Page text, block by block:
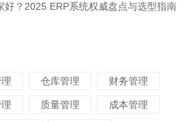
好？2025 ERP系统权威盘点与选型指南
仓库管理 财务管理
质量管理 成本管理